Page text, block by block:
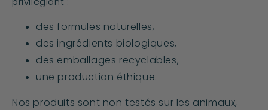
des formules naturelles,
des ingrédients biologiques,
des emballages recyclables,
une production éthique.
Nos produits sont non testés sur les animaux,